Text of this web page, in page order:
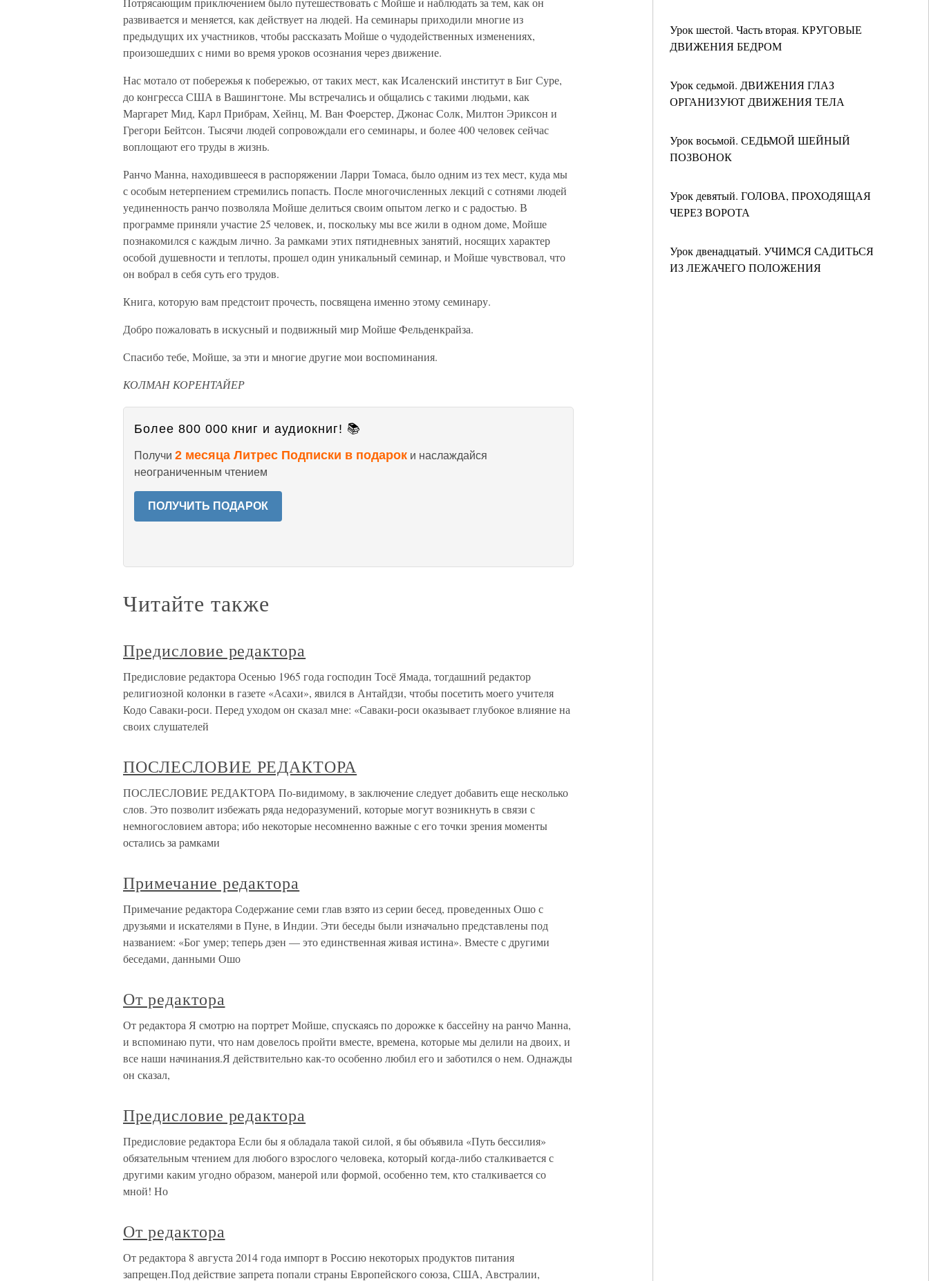
Урок шестой. Часть вторая. КРУГОВЫЕ
ДВИЖЕНИЯ БЕДРОМ
Урок седьмой. ДВИЖЕНИЯ ГЛАЗ
ОРГАНИЗУЮТ ДВИЖЕНИЯ ТЕЛА
Урок восьмой. СЕДЬМОЙ ШЕЙНЫЙ
ПОЗВОНОК
Урок девятый. ГОЛОВА, ПРОХОДЯЩАЯ
ЧЕРЕЗ ВОРОТА
Урок двенадцатый. УЧИМСЯ САДИТЬСЯ
ИЗ ЛЕЖАЧЕГО ПОЛОЖЕНИЯ
развивается и меняется, как действует на людей. На семинары приходили многие из
предыдущих их участников, чтобы рассказать Мойше о чудодейственных изменениях,
произошедших с ними во время уроков осознания через движение.
Нас мотало от побережья к побережью, от таких мест, как Исаленский институт в Биг Суре,
до конгресса США в Вашингтоне. Мы встречались и общались с такими людьми, как
Маргарет Мид, Карл Прибрам, Хейнц, М. Ван Фоерстер, Джонас Солк, Милтон Эриксон и
Грегори Бейтсон. Тысячи людей сопровождали его семинары, и более 400 человек сейчас
воплощают его труды в жизнь.
Ранчо Манна, находившееся в распоряжении Ларри Томаса, было одним из тех мест, куда мы
с особым нетерпением стремились попасть. После многочисленных лекций с сотнями людей
уединенность ранчо позволяла Мойше делиться своим опытом легко и с радостью. В
программе приняли участие 25 человек, и, поскольку мы все жили в одном доме, Мойше
познакомился с каждым лично. За рамками этих пятидневных занятий, носящих характер
особой душевности и теплоты, прошел один уникальный семинар, и Мойше чувствовал, что
он вобрал в себя суть его трудов.
Книга, которую вам предстоит прочесть, посвящена именно этому семинару.
Добро пожаловать в искусный и подвижный мир Мойше Фельденкрайза.
Спасибо тебе, Мойше, за эти и многие другие мои воспоминания.
КОЛМАН КОРЕНТАЙЕР
Более 800 000 книг и аудиокниг! 📚
Получи 2 месяца Литрес Подписки в подарок и наслаждайся
неограниченным чтением
ПОЛУЧИТЬ ПОДАРОК
Читайте также
Предисловие редактора
Предисловие редактора Осенью 1965 года господин Тосё Ямада, тогдашний редактор
религиозной колонки в газете «Асахи», явился в Антайдзи, чтобы посетить моего учителя
Кодо Саваки-роси. Перед уходом он сказал мне: «Саваки-роси оказывает глубокое влияние на
своих слушателей
ПОСЛЕСЛОВИЕ РЕДАКТОРА
ПОСЛЕСЛОВИЕ РЕДАКТОРА По-видимому, в заключение следует добавить еще несколько
слов. Это позволит избежать ряда недоразумений, которые могут возникнуть в связи с
немногословием автора; ибо некоторые несомненно важные с его точки зрения моменты
остались за рамками
Примечание редактора
Примечание редактора Содержание семи глав взято из серии бесед, проведенных Ошо с
друзьями и искателями в Пуне, в Индии. Эти беседы были изначально представлены под
названием: «Бог умер; теперь дзен — это единственная живая истина». Вместе с другими
беседами, данными Ошо
От редактора
От редактора Я смотрю на портрет Мойше, спускаясь по дорожке к бассейну на ранчо Манна,
и вспоминаю пути, что нам довелось пройти вместе, времена, которые мы делили на двоих, и
все наши начинания.Я действительно как-то особенно любил его и заботился о нем. Однажды
он сказал,
Предисловие редактора
Предисловие редактора Если бы я обладала такой силой, я бы объявила «Путь бессилия»
обязательным чтением для любого взрослого человека, который когда-либо сталкивается с
другими каким угодно образом, манерой или формой, особенно тем, кто сталкивается со
мной! Но
От редактора
От редактора 8 августа 2014 года импорт в Россию некоторых продуктов питания
запрещен.Под действие запрета попали страны Европейского союза, США, Австралии,